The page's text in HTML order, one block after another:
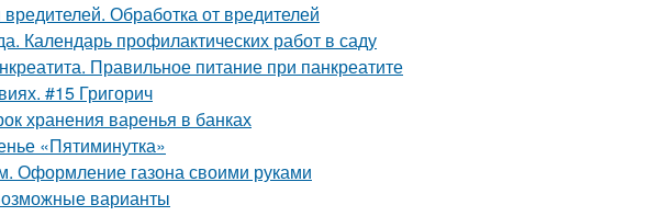
Обработка от вредителей
Календарь профилактических работ в саду
Правильное питание при панкреатите
#15 Григорич
хранения варенья в банках
«Пятиминутка»
Оформление газона своими руками
варианты